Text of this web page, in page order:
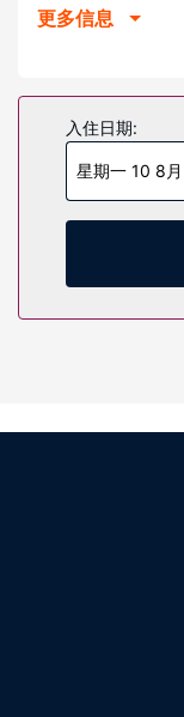
里）。
酒店有 322 间客房
您与朋友保持联系
浴缸或淋浴、免费
及保险箱和书桌。
不要错过室内游泳
点。
特色服务/设施包
（23433 平方英
更多信息
入住日期:
星期一 10 8月